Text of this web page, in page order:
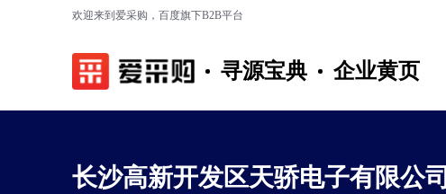
欢迎来到爱采购，百度旗下B2B平台
寻源宝典 企业黄页
长沙高新开发区天骄电子有限公司